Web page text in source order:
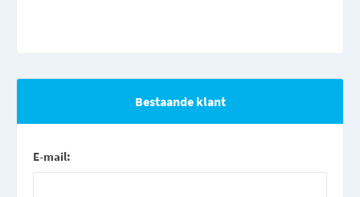
Bestaande klant
E-mail: